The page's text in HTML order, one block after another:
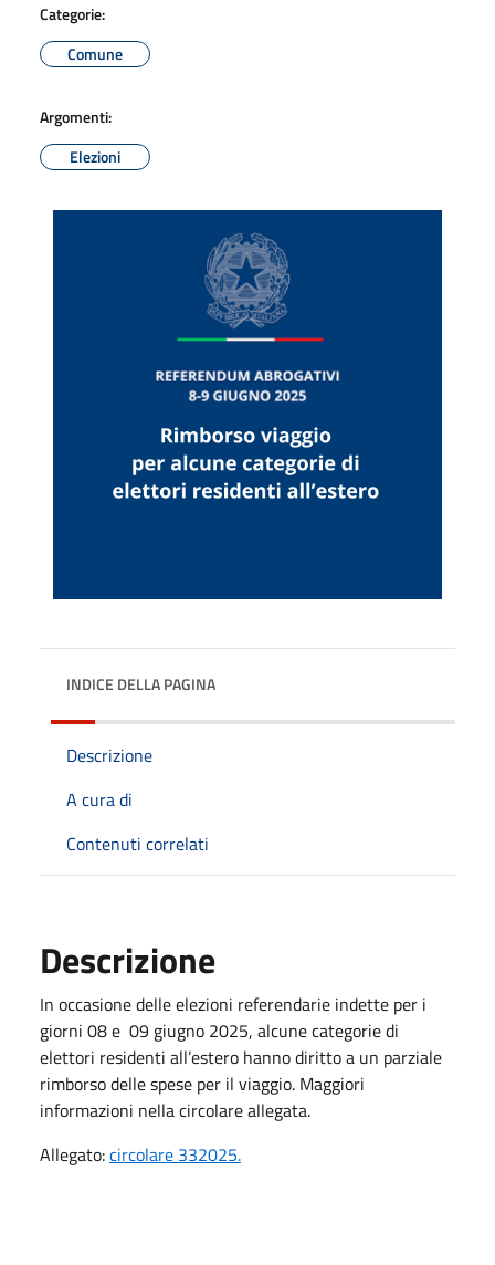
Categorie:
Comune
Argomenti:
Elezioni
INDICE DELLA PAGINA
Descrizione
A cura di
Contenuti correlati
Descrizione
In occasione delle elezioni referendarie indette per i
giorni 08 e 09 giugno 2025, alcune categorie di
elettori residenti all’estero hanno diritto a un parziale
rimborso delle spese per il viaggio. Maggiori
informazioni nella circolare allegata.
Allegato:circolare 332025.